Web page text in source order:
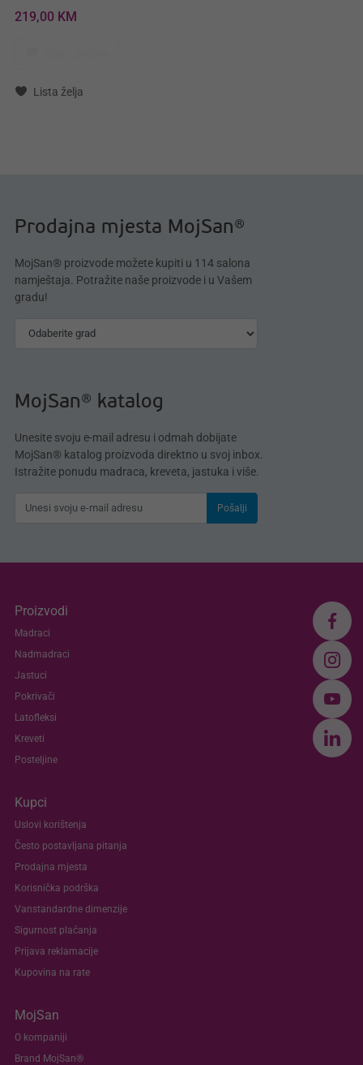
219,00 KM
Lista želja
Prodajna mjesta MojSan®
MojSan® proizvode možete kupiti u 114 salona
namještaja. Potražite naše proizvode i u Vašem
gradu!
MojSan® katalog
Unesite svoju e-mail adresu i odmah dobijate
MojSan® katalog proizvoda direktno u svoj inbox.
Istražite ponudu madraca, kreveta, jastuka i više.
Pošalji
Proizvodi
Madraci
Nadmadraci
Jastuci
Pokrivači
Latofleksi
Kreveti
Posteljine
Kupci
Uslovi korištenja
Često postavljana pitanja
Prodajna mjesta
Korisnička podrška
Vanstandardne dimenzije
Sigurnost plaćanja
Prijava reklamacije
Kupovina na rate
MojSan
O kompaniji
Brand MojSan®